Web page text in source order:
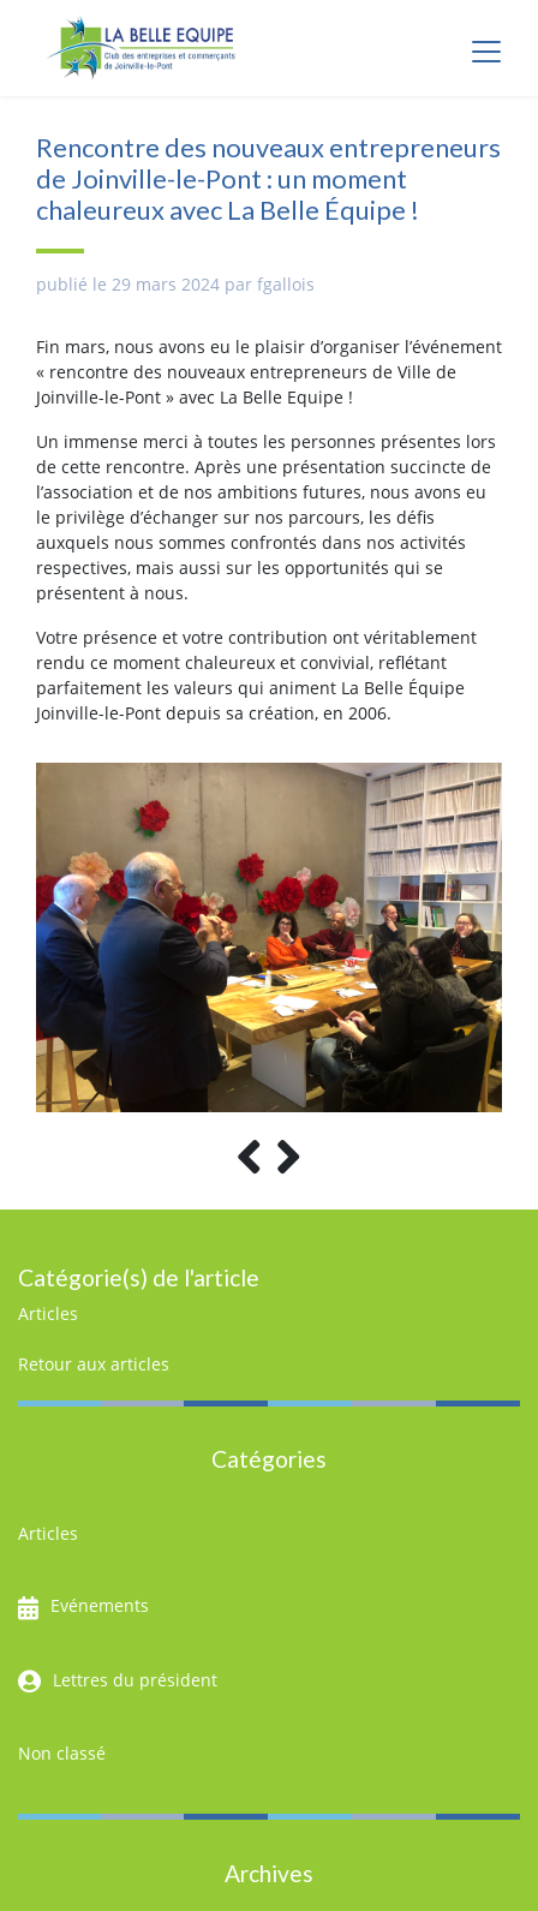
Rencontre des nouveaux entrepreneurs
de Joinville-le-Pont : un moment
chaleureux avec La Belle Équipe !
publié le 29 mars 2024 par fgallois
Fin mars, nous avons eu le plaisir d’organiser l’événement
« rencontre des nouveaux entrepreneurs de Ville de
Joinville-le-Pont » avec La Belle Equipe !
Un immense merci à toutes les personnes présentes lors
de cette rencontre. Après une présentation succincte de
l’association et de nos ambitions futures, nous avons eu
le privilège d’échanger sur nos parcours, les défis
auxquels nous sommes confrontés dans nos activités
respectives, mais aussi sur les opportunités qui se
présentent à nous.
Votre présence et votre contribution ont véritablement
rendu ce moment chaleureux et convivial, reflétant
parfaitement les valeurs qui animent La Belle Équipe
Joinville-le-Pont depuis sa création, en 2006.
Catégorie(s) de l'article
Articles
Retour aux articles
Catégories
Articles
Evénements
Lettres du président
Non classé
Archives
Panneau de gestion des cookies